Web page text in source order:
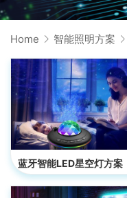
Home 智能照明方案
蓝牙智能LED星空灯方案